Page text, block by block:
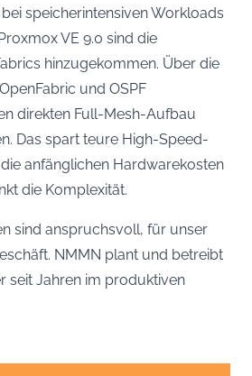
speicherintensiven Workloads
VE 9.0 sind die
hinzugekommen. Über die
und OSPF
direkten Full-Mesh-Aufbau
Das spart teure High-Speed-
anfänglichen Hardwarekosten
die Komplexität.
sind anspruchsvoll, für unser
NMMN plant und betreibt
seit Jahren im produktiven